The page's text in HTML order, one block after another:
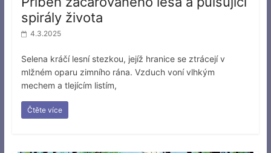
spirály života
4.3.2025
Selena kráčí lesní stezkou, jejíž hranice se ztrácejí v
mlžném oparu zimního rána. Vzduch voní vlhkým
mechem a tlejícím listím,
Čtěte více